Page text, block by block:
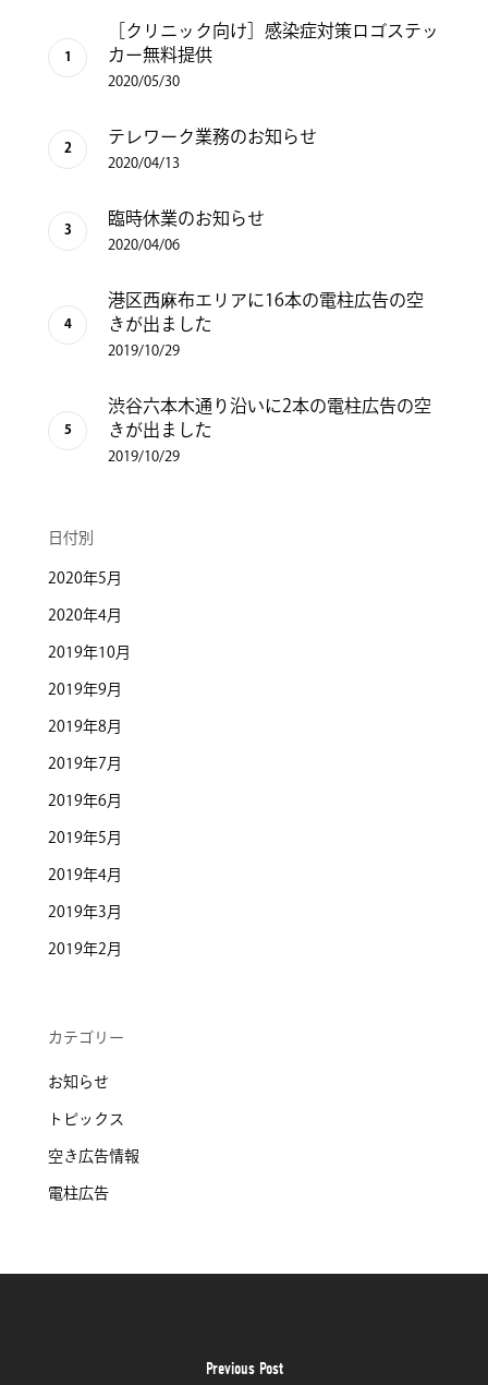
［クリニック向け］感染症対策ロゴステッ
カー無料提供
2020/05/30
テレワーク業務のお知らせ
2020/04/13
臨時休業のお知らせ
2020/04/06
港区西麻布エリアに16本の電柱広告の空
きが出ました
2019/10/29
渋谷六本木通り沿いに2本の電柱広告の空
きが出ました
2019/10/29
日付別
2020年5月
2020年4月
2019年10月
2019年9月
2019年8月
2019年7月
2019年6月
2019年5月
2019年4月
2019年3月
2019年2月
カテゴリー
お知らせ
トピックス
空き広告情報
電柱広告
Previous Post